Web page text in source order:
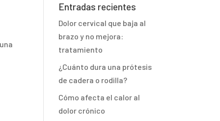
Entradas recientes
Dolor cervical que baja al
brazo y no mejora:
tratamiento
¿Cuánto dura una prótesis
de cadera o rodilla?
Cómo afecta el calor al
dolor crónico